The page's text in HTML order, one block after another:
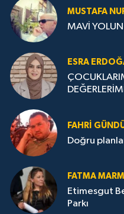
MUSTAFA
MAVİ YOLUN
ESRA
FAHRI
Doğru
FATMA
Etimesgut
Parkı